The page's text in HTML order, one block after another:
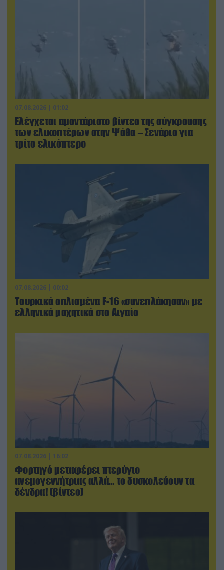
07.08.2026 | 01:02
Ελέγχεται αμοντάριστο βίντεο της σύγκρουσης
των ελικοπτέρων στην Ψάθα – Σενάριο για
τρίτο ελικόπτερο
07.08.2026 | 00:02
Τουρκικά οπλισμένα F-16 «συνεπλάκησαν» με
ελληνικά μαχητικά στο Αιγαίο
07.08.2026 | 16:02
Φορτηγό μεταφέρει πτερύγιο
ανεμογεννήτριας αλλά… το δυσκολεύουν τα
δένδρα! (βίντεο)